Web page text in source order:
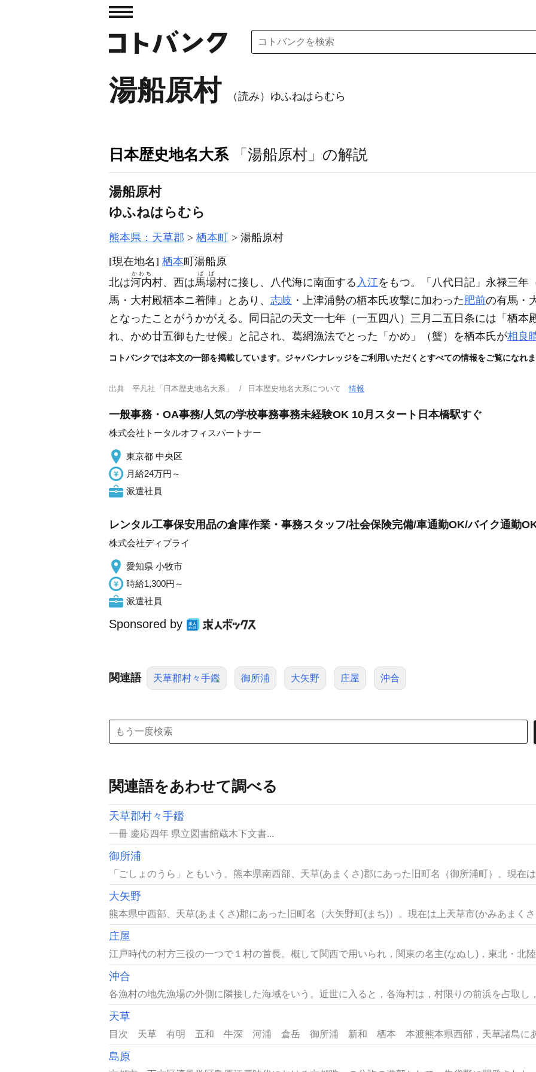
湯船原村 （読み）ゆふねはらむら
日本歴史地名大系 「湯船原村」の解説
湯船原村
ゆふねはらむら
熊本県：天草郡 栖本町
湯船原村
[現在地名] 栖本町湯船原
北は河内
かわち
村、西は馬場
ばば
村に接し、八代海に南面する 入江をもつ。「八代日記」永禄三年
馬・大村殿栖本ニ着陣」とあり、 志岐 ・上津浦勢の栖本氏攻撃に加わった肥前の有馬・
となったことがうかがえる。同日記の天文一七年 （一五四八） 三月二五日条には「栖本
れ、かめ廿五御もたせ候」と記され、葛網漁法でとった「かめ」
（蟹） を栖本氏が相良
コトバンクでは本文の一部を掲載しています。ジャパンナレッジをご利用いただくとすべての情報をご覧になれ
出典 平凡社「日本歴史地名大系」 日本歴史地名大系について情報
一般事務・OA事務/人気の学校事務事務未経験OK 10月スタート日本橋駅すぐ
株式会社トータルオフィスパートナー
東京都 中央区
月給24万円～
派遣社員
レンタル工事保安用品の倉庫作業・事務スタッフ/社会保険完備/車通勤OK/バイク通勤
株式会社ディプライ
愛知県 小牧市
時給1,300円～
派遣社員
Sponsored by
関連語 天草郡村々手鑑 御所浦 大矢野 庄屋 沖合
関連語をあわせて調べる
天草郡村々手鑑
一冊 慶応四年 県立図書館蔵木下文書...
御所浦
「ごしょのうら」ともいう。熊本県南西部、天草(あまくさ)郡にあった旧町名（御所浦町）。現在
大矢野
熊本県中西部、天草(あまくさ)郡にあった旧町名（大矢野町(まち)）。現在は上天草市(かみあまく
庄屋
江戸時代の村方三役の一つで１村の首長。概して関西で用いられ，関東の名主(なぬし)，東北・北
沖合
各漁村の地先漁場の外側に隣接した海域をいう。近世に入ると，各海村は，村限りの前浜を占取し
天草
目次 天草 有明 五和 牛深 河浦 倉岳 御所浦 新和 栖本 本渡熊本県西部，天草諸島にあ
島原